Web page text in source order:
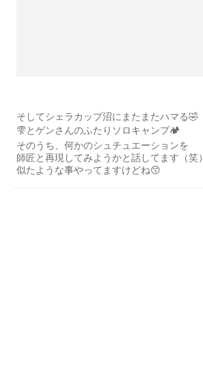
そしてシェラカップ沼にまたまたハマる🤣
雫とゲンさんのふたりソロキャンプ🏕
そのうち、何かのシュチュエーションを
師匠と再現してみようかと話してます（笑）
似たような事やってますけどね😙